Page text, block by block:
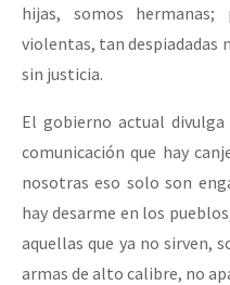
hijas, somos
violentas, tan despiadadas
sin justicia.
El gobierno actual
comunicación que hay
nosotras eso solo son
hay desarme en los
aquellas que ya no sirven,
armas de alto calibre, no